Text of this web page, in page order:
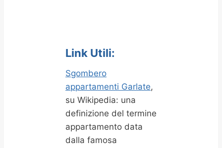
Link Utili:
Sgombero
appartamenti Garlate,
su Wikipedia: una
definizione del termine
appartamento data
dalla famosa